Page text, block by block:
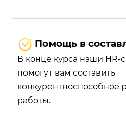
Помощь в
В конце курса наши HR-
помогут вам составить
конкурентноспособное
работы.